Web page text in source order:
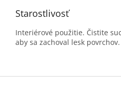
Starostlivosť
Interiérové použitie. Čistite
aby sa zachoval lesk povrchov.
Z